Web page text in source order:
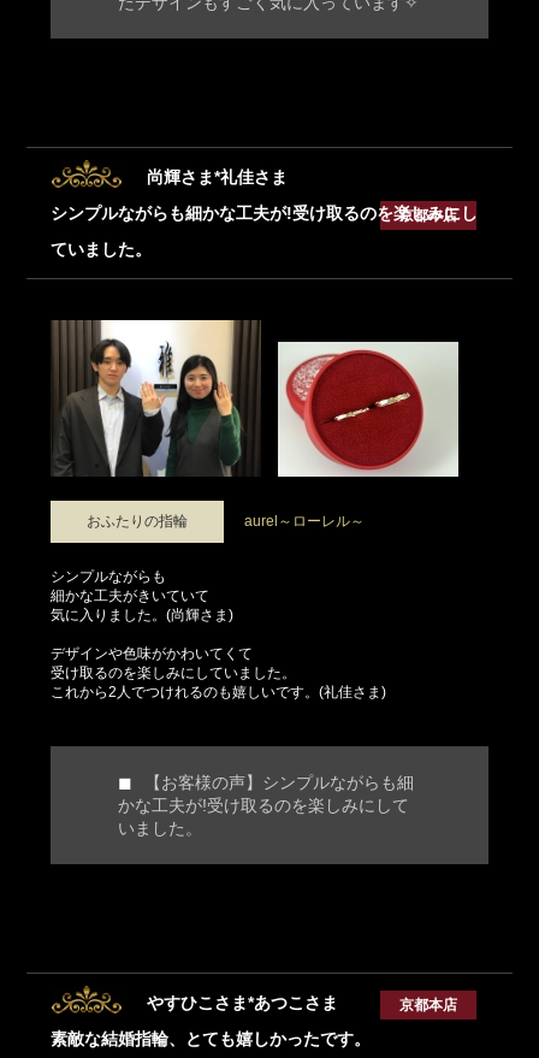
尚輝さま*礼佳さま
シンプルながらも細かな工夫が!受け取るのを楽しみにし
ていました。
京都本店
おふたりの指輪 aurel～ローレル～
シンプルながらも
細かな工夫がきいていて
気に入りました。(尚輝さま)
デザインや色味がかわいてくて
受け取るのを楽しみにしていました。
これから2人でつけれるのも嬉しいです。(礼佳さま)
【お客様の声】シンプルながらも細
かな工夫が!受け取るのを楽しみにして
いました。
やすひこさま*あつこさま
素敵な結婚指輪、とても嬉しかったです。
京都本店